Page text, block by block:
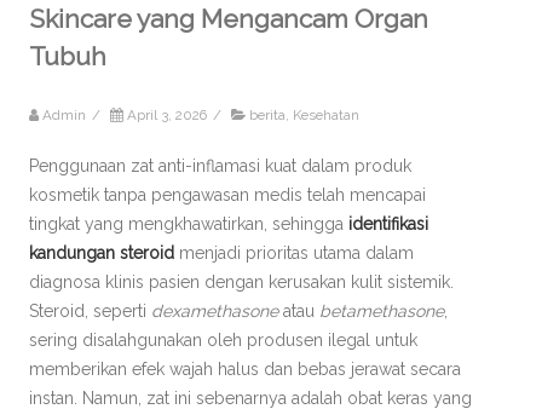
Skincare yang Mengancam Organ
Tubuh
Admin / April 3, 2026 / berita, Kesehatan
Penggunaan zat anti-inflamasi kuat dalam produk
kosmetik tanpa pengawasan medis telah mencapai
tingkat yang mengkhawatirkan, sehingga identifikasi
kandungan steroid menjadi prioritas utama dalam
diagnosa klinis pasien dengan kerusakan kulit sistemik.
Steroid, seperti dexamethasoneatau betamethasone,
sering disalahgunakan oleh produsen ilegal untuk
memberikan efek wajah halus dan bebas jerawat secara
instan. Namun, zat ini sebenarnya adalah obat keras yang